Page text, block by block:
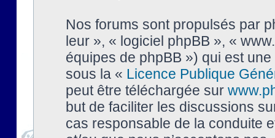
Nos forums sont propulsés par
leur », « logiciel phpBB », «
équipes de phpBB ») qui est
sous la « Licence Publique
peut être téléchargée sur
but de faciliter les discussions
cas responsable de la conduite